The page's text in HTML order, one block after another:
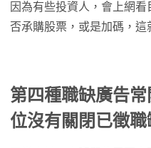
因為有些投資人，會上網
否承購股票，或是加碼，這
第四種職缺廣告
位沒有關閉已徵職